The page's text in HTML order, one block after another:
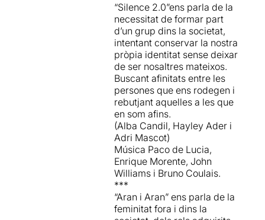
“Silence 2.0”ens parla de la
necessitat de formar part
d’un grup dins la societat,
intentant conservar la nostra
pròpia identitat sense deixar
de ser nosaltres mateixos.
Buscant afinitats entre les
persones que ens rodegen i
rebutjant aquelles a les que
en som afins.
(Alba Candil, Hayley Ader i
Adri Mascot)
Música Paco de Lucia,
Enrique Morente, John
Williams i Bruno Coulais.
***
“Aran i Aran” ens parla de la
feminitat fora i dins la